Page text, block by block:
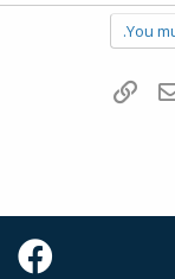
You
דואר אלקטרוני